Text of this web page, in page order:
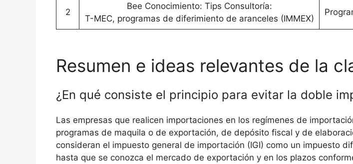
2
Bee Conocimiento: Tips Consultoría:
T-MEC, programas de diferimiento de aranceles (IMMEX)
Resumen e ideas relevantes de la
¿En qué consiste el principio para evitar la doble
Las empresas que realicen importaciones en los regímenes de
programas de maquila o de exportación, de depósito fiscal y de
consideran el impuesto general de importación (IGI) como un impuesto
hasta que se conozca el mercado de exportación y en los plazos